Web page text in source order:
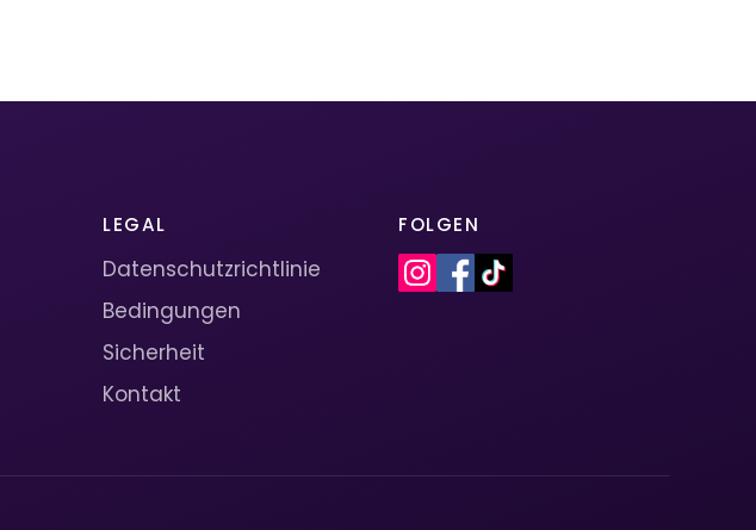
LEGAL
Datenschutzrichtlinie
Bedingungen
Sicherheit
Kontakt
FOLGEN